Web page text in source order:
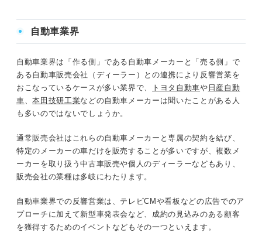
自動車業界
自動車業界は「作る側」である自動車メーカーと「売る側」で
ある自動車販売会社（ディーラー）との連携により反響営業を
おこなっているケースが多い業界で、
トヨタ自動車や 日産自動
車 、本田技研工業などの自動車メーカーは聞いたことがある人
も多いのではないでしょうか。
通常販売会社はこれらの自動車メーカーと専属の契約を結び、
特定のメーカーの車だけを販売することが多いですが、複数メ
ーカーを取り扱う中古車販売や個人のディーラーなどもあり、
販売会社の業種は多岐にわたります。
自動車業界での反響営業は、テレビCMや看板などの広告でのア
プローチに加えて新型車発表会など、成約の見込みのある顧客
を獲得するためのイベントなどもその一つといえます。